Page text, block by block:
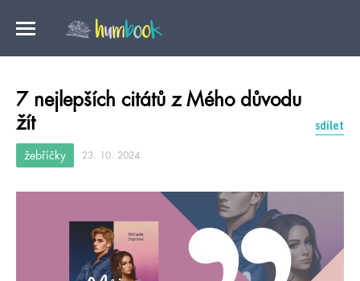
7 nejlepších citátů z Mého důvodu
žít
sdílet
žebříčky 23. 10. 2024